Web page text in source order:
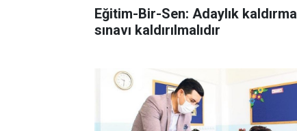
Eğitim-Bir-Sen: Adaylık kaldırma
sınavı kaldırılmalıdır